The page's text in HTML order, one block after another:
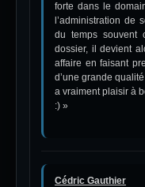
forte dans le
l’administration de
du temps souvent
dossier, il devient
affaire en faisant
d’une grande
a vraiment plaisir à
:) »
Cédric Gauthier